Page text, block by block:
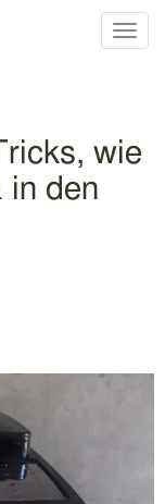
wie
in den